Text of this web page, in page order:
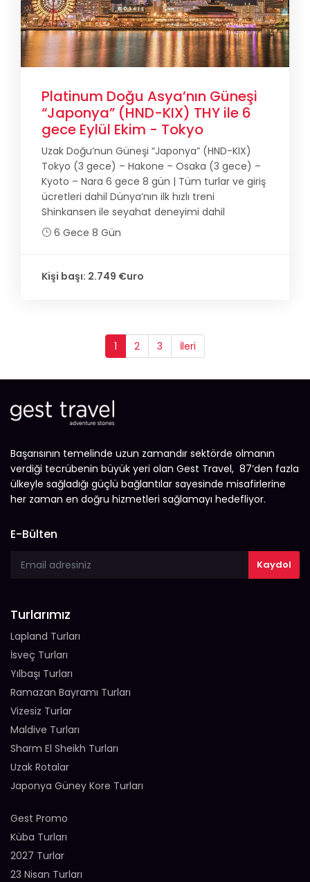
Platinum Doğu Asya’nın Güneşi
“Japonya” (HND-KIX) THY ile 6
gece Eylül Ekim - Tokyo
Uzak Doğu’nun Güneşi “Japonya” (HND-KIX)
Tokyo (3 gece) – Hakone – Osaka (3 gece) –
Kyoto – Nara 6 gece 8 gün | Tüm turlar ve giriş
ücretleri dahil Dünya’nın ilk hızlı treni
Shinkansen ile seyahat deneyimi dahil
6 Gece 8 Gün
Kişi başı: 2.749 €uro
1 2 3 İleri
Başarısının temelinde uzun zamandır sektörde olmanın
verdiği tecrübenin büyük yeri olan Gest Travel, 87’den fazla
ülkeyle sağladığı güçlü bağlantılar sayesinde misafirlerine
her zaman en doğru hizmetleri sağlamayı hedefliyor.
E-Bülten
Turlarımız
Lapland Turları
İsveç Turları
Yılbaşı Turları
Ramazan Bayramı Turları
Vizesiz Turlar
Maldive Turları
Sharm El Sheikh Turları
Uzak Rotalar
Japonya Güney Kore Turları
Gest Promo
Küba Turları
2027 Turlar
23 Nisan Turları